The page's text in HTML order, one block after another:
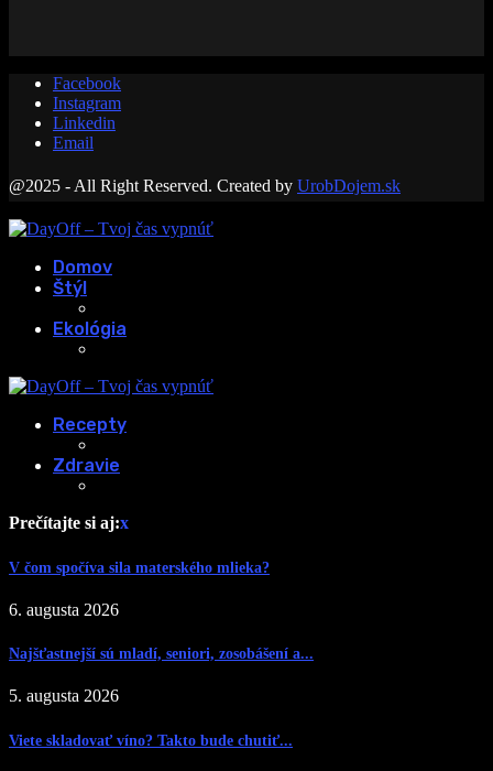
Facebook
Instagram
Linkedin
Email
@2025 - All Right Reserved. Created by UrobDojem.sk
Domov
Štýl
Ekológia
Recepty
Zdravie
Prečítajte si aj:x
V čom spočíva sila materského mlieka?
6. augusta 2026
Najšťastnejší sú mladí, seniori, zosobášení a...
5. augusta 2026
Viete skladovať víno? Takto bude chutiť...